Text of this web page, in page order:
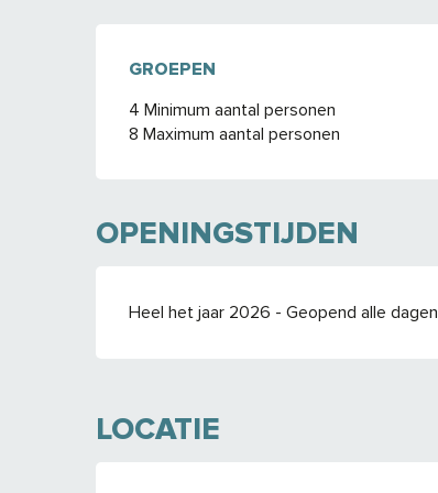
GROEPEN
GROEPEN
4 Minimum aantal personen
8 Maximum aantal personen
OPENINGSTIJDEN
Heel het jaar 2026 - Geopend alle dagen
LOCATIE